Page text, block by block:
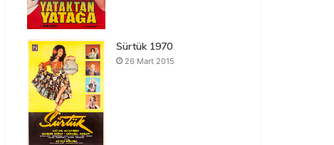
Sürtük 1970
26 Mart 2015